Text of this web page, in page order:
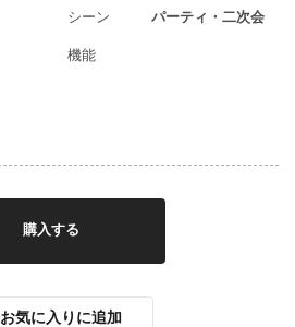
シーン パーティ・二次会
機能
購入する
お気に入りに追加